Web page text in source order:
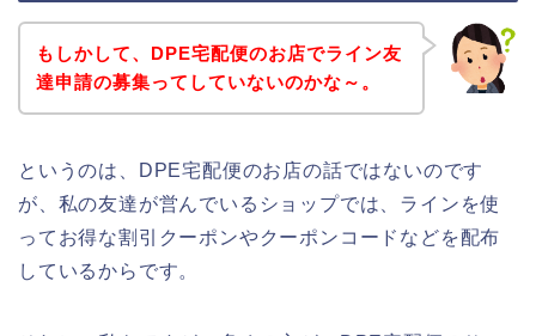
もしかして、DPE宅配便のお店でライン友
達申請の募集ってしていないのかな～。
というのは、DPE宅配便のお店の話ではないのです
が、私の友達が営んでいるショップでは、ラインを使
ってお得な割引クーポンやクーポンコードなどを配布
しているからです。